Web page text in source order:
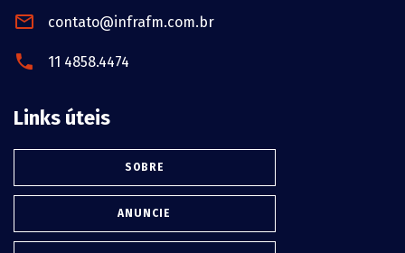
contato@infrafm.com.br
11 4858.4474
Links úteis
SOBRE
ANUNCIE